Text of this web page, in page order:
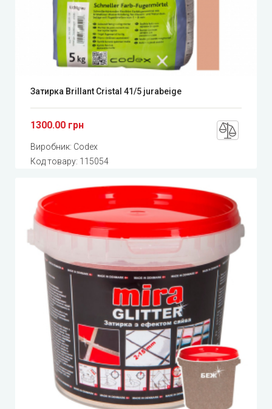
Затирка Brillant Cristal 41/5 jurabeige
1300.00 грн
Виробник: Codex
Код товару: 115054